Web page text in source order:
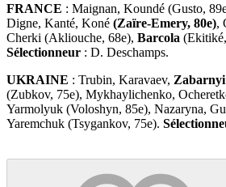
FRANCE : Maignan, Koundé (Gusto,
Digne, Kanté, Koné (Zaïre-Emery, 80e),
Cherki (Akliouche, 68e), Barcola
Sélectionneur : D. Deschamps.
UKRAINE : Trubin, Karavaev,
(Zubkov, 75e), Mykhaylichenko,
Yarmolyuk (Voloshyn, 85e), Nazaryna,
Yaremchuk (Tsygankov, 75e).